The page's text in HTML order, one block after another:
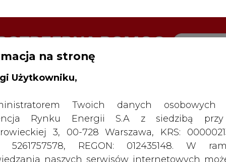
na stronę
Użytkowniku,
Rynku Energii S.A z siedzibą
3, 00-728 Warszawa, KRS:
5261757578, REGON: 012435148. W
naszych serwisów internetowych
Twój adres IP, pliki cookies i podobne